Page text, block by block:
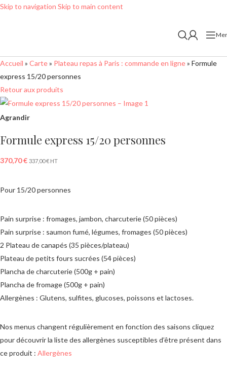
Skip to navigation Skip to main content
Accueil » Carte» Plateau repas à Paris : commande en ligne» Formule
express 15/20 personnes
Retour aux produits
Agrandir
Formule express 15/20 personnes
370,70€ 337,00€ HT
Pour 15/20 personnes
Pain surprise : fromages, jambon, charcuterie (50 pièces)
Pain surprise : saumon fumé, légumes, fromages (50 pièces)
2 Plateau de canapés (35 pièces/plateau)
Plateau de petits fours sucrées (54 pièces)
Plancha de charcuterie (500g + pain)
Plancha de fromage (500g + pain)
Allergènes : Glutens, sulfites, glucoses, poissons et lactoses.
Nos menus changent régulièrement en fonction des saisons cliquez
pour découvrir la liste des allergènes susceptibles d’être présent dans
ce produit : Allergènes